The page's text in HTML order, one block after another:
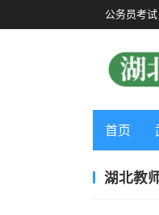
公务员考试
首页
湖北教